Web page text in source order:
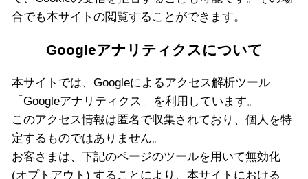
合でも本サイトの閲覧することができます。
Googleアナリティクスについて
本サイトでは、Googleによるアクセス解析ツール
「Googleアナリティクス」を利用しています。
このアクセス情報は匿名で収集されており、個人を特
定するものではありません。
お客さまは、下記のページのツールを用いて無効化
(オプトアウト) することにより、本サイトにおける